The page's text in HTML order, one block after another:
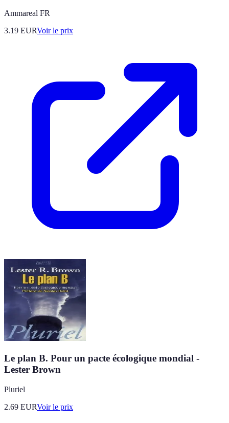
Ammareal FR
3.19 EURVoir le prix
Le plan B. Pour un pacte écologique mondial -
Lester Brown
Pluriel
2.69 EURVoir le prix